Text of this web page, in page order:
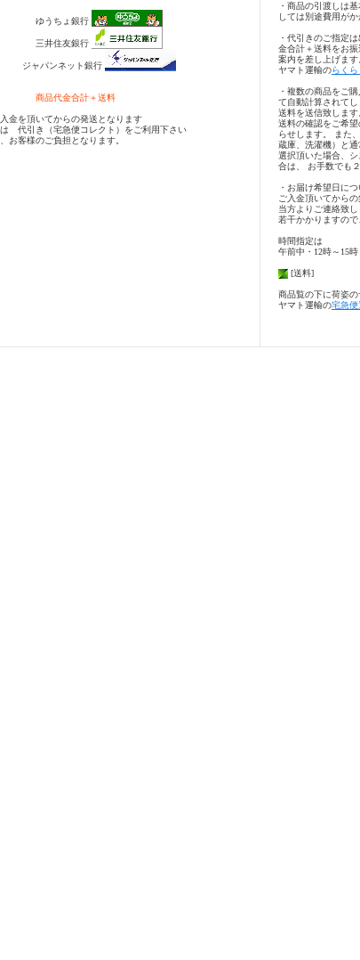
ゆうちょ銀行
三井住友銀行
ジャパンネット銀行
商品代金合計＋送料
金を頂いてからの発送となります
代引き（宅急便コレクト）をご利用下さい
お客様のご負担となります。
・商品の引渡しは
しては別途費用が
・代引きのご指定
金合計＋送料をお
案内を差し上げます
ヤマト運輸のらく
・複数の商品をご
て自動計算されて
送料を送信致しま
送料の確認をご希
らせします。 また
蔵庫、洗濯機）と
選択頂いた場合、
合は、 お手数でも
・お届け希望日に
ご入金頂いてから
当方よりご連絡致
若干かかりますの
時間指定は
午前中・12時～15
[送料]
商品覧の下に荷姿
ヤマト運輸の宅急便